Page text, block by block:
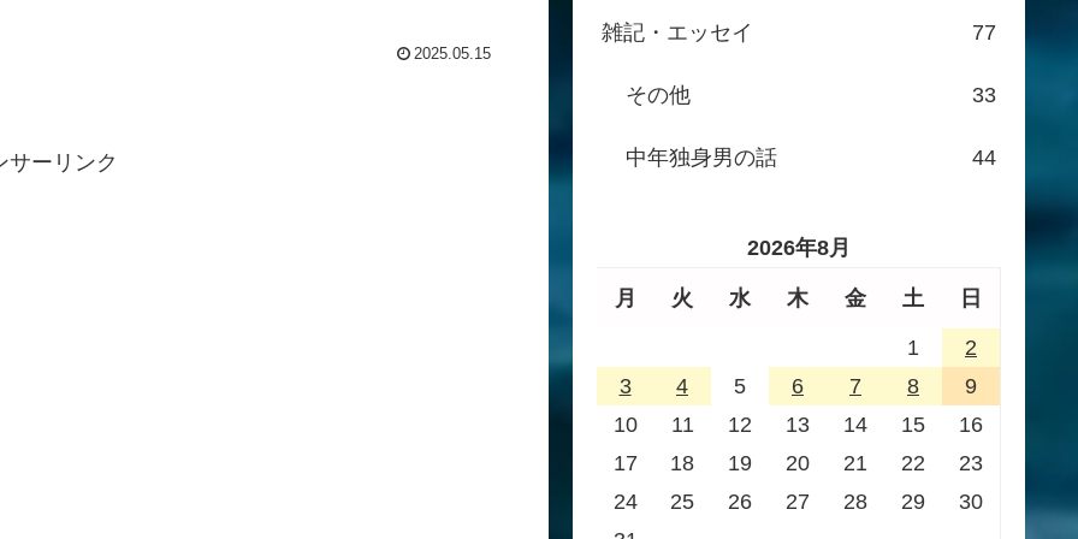
2025.05.15
サーリンク
雑記・エッセイ 77
その他 33
中年独身男の話 44
2026年8月
月 火 水 木 金 土 日
1
2
3
4 5 6 7 8
9
10
11 12 13 14 15
16
17
18 19 20 21 22
23
24
25 26 27 28 29
30